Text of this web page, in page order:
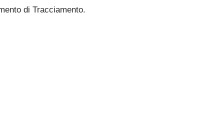
di Tracciamento.